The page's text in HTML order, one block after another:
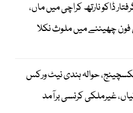
ڈاکو نارتھ کراچی میں ماں،
چھیننے میں ملوث نکلا
حوالہ ہندی نیٹ ورکس
غیرملکی کرنسی برآمد